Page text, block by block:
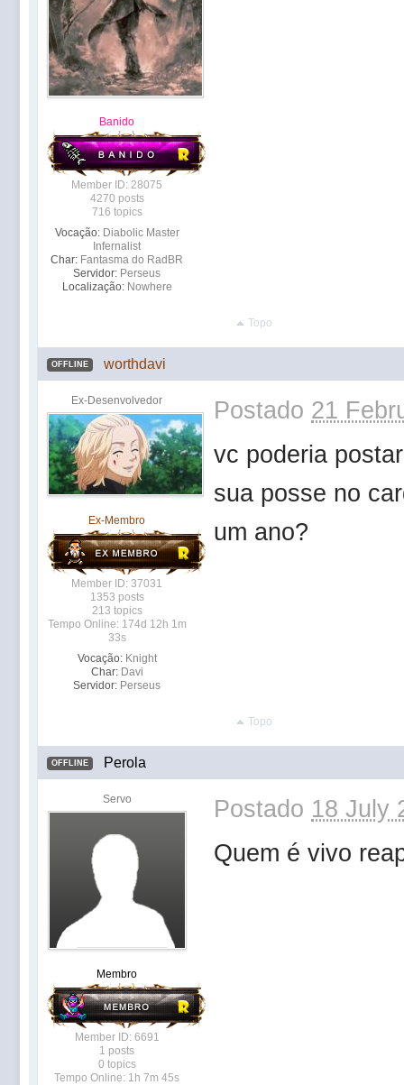
Banido
Member ID: 28075
4270 posts
716 topics
Vocação: Diabolic Master
Infernalist
Char: Fantasma do RadBR
Servidor: Perseus
Localização: Nowhere
Topo
OFFLINE worthdavi
Ex-Desenvolvedor
Ex-Membro
Member ID: 37031
1353 posts
213 topics
Tempo Online: 174d 12h 1m
33s
Vocação: Knight
Char: Davi
Servidor: Perseus
Postado 21
vc poderia
sua posse no
um ano?
Topo
OFFLINE Perola
Servo
Membro
Member ID: 6691
1 posts
0 topics
Tempo Online: 1h 7m 45s
Postado 18 July
Quem é vivo